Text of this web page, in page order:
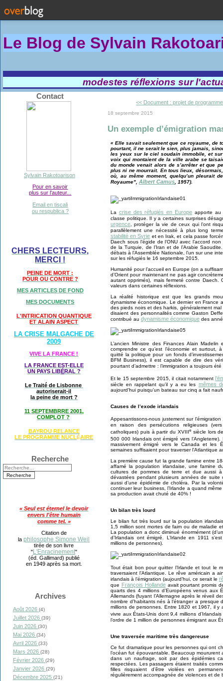
Le Blog de Sylvain Rakotoa
modestes réflexions sur
Contact
Sylvain Rakotoarison
Pour en savoir
plus sur l'auteur...
Email en tiscali
ou respublica ?
CHERS LECTEURS,
MERCI !
PEINE DE MORT :
POUR OU CONTRE ?
MES ARTICLES DE FOND
MES DOCUMENTS
L'INTRICATION QUANTIQUE
ET ALAIN ASPECT
LA CRISE MALGACHE DE
2009
VIVE LA FRANCE !
LA FRANCE EST-ELLE
UN PAYS LIBÉRAL ?
Le Traité de Lisbonne
autoriserait-il
la peine de mort ?
11 SEPTEMBRRE 2001,
COMPLOT ?
BAYROU RELANCE
LE PROGRAMME NUCLÉAIRE
Recherche
« Seul est éternel le devoir
envers l'être humain
comme tel. »
Citation de
laphilosophe Simone Weil
tirée de son livre
"L'Enracinement"
(éd. Gallimard) publié
en 1949 après sa mort.
Archives
Août 2026 (4)
Juillet 2026 (39)
Juin 2026 (30)
Mai 2026 (34)
Avril 2026 (33)
Mars 2026 (28)
Février 2026 (29)
Janvier 2026 (29)
Décembre 2025 (21)
<< Document : projet de
18 septembre 2015
Un exemple d’émigration
« Elle savait seulement que ce royaume, de
pourtant, il ne serait le sien, plus jamais,
les yeux sur le ciel soudain immobile, et
voix qui montaient de la ville arabe se
du monde venait alors de s’arrêter et que
plus ni ne mourrait. En tous lieux,
où, au même moment, quelqu’un pleurait
Royaume", Albert Camus , 1957).
La crise des réfugiés en Europe apporte au
classe politique. Il y a certaines surprises
urgence , protéger la vie de ceux qui l’ont
parallèlement une nécessité à plus long
stabilité en Syrie et en Irak, et cela passe
Daech sous l’égide de l’ONU avec l’accord
de la Turquie, de l’Iran et de l’Arabie
débats à l’Assemblée Nationale, l’un sur une
sur les réfugiés le 16 septembre 2015.
Humanité pour l’accueil en Europe (on a
d’Orient pour maintenant ne pas agir
autant opprimés), mais fermeté contre Daech.
valeurs dans certaines réflexions.
La réalité historique est que les grands
dynamisme économique. Le dernier en France
des pieds noirs et des harkis, généralement
disaient des personnalités comme Gaston
contribué au dynamisme économique des
L’ancien Ministre des Finances Alain
comprendre ce qu’est l’économie et surtout,
quitté la politique pour un fonds
BFM Business), il est capable de dire des
pourtant d’admettre : l’immigration a toujours été
Et le 15 septembre 2015, il citait notamment
siècle en rappelant qu’il y a eu les mêmes
aujourd’hui puisqu’un bateau sur cinq a fait
Causes de l’exode irlandais
Appesantissons-nous justement sur
en raison des persécutions religieuses
catholiques) puis à partir du XVIIIe siècle lors
500 000 Irlandais ont émigré vers
massivement émigré vers le Canada et les
semaines suffisaient pour traverser l’Atlantique
La première cause fut la grande famine entre
affamé la population irlandaise, une famine
cultures de pommes de terre et due aussi à
dévastées pendant plusieurs années de
aussi d’une épidémie de choléra. Par la
continuer leur business, l’Irlande a quand
sa production avait chuté de 40% !
Un bilan très lourd
Le bilan fut très lourd sur la population
1,5 million sont mortes de faim ou de maladie
La population a donc diminué énormément
d’Irlandais ont émigré. L’Irlande en 1911
millions de personnes).
Tout était bon pour quitter l’Irlande et tout le
traversaient l’Atlantique. Le rêve américain a
irlandais à l’émigration (aujourd’hui, ce serait le
que François Hollandeavait pourtant promis
quarts des 4 millions d’Européens venus aux
Allemands (fuyant l’Allemagne après le réveil
nombre d’habitants nés à l’étranger a
millions de personnes. Entre 1820 et 1967, il
vivre aux États-Unis dont 9,4 millions
l’ordre de 1 million de personnes émigrant aux
Une traversée maritime très dangereuse
Ce fut dramatique pour les personnes qui ont
l’océan fut épouvantable. Beaucoup
dans un naufrage, soit par des épidémies
respectées. Les passagers étaient traités
filles risquaient d’être violées en
régulièrement accompagnée de violences et de